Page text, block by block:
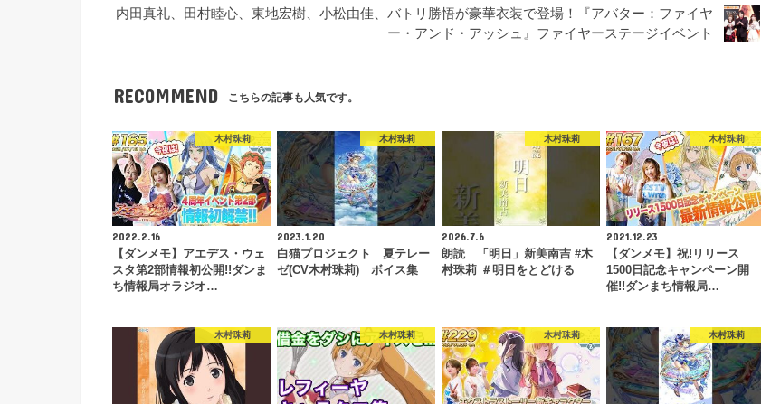
内田真礼、田村睦心、東地宏樹、小松由佳、バトリ勝悟が豪華衣装で登場！『アバター：ファイヤ
ー・アンド・アッシュ』ファイヤーステージイベント
RECOMMEND こちらの記事も人気です。
木村珠莉
2022.2.16
【ダンメモ】アエデス・ウェ
スタ第2部情報初公開!!ダンま
ち情報局オラジオ…
木村珠莉
2023.1.20
白猫プロジェクト 夏テレー
ゼ(CV木村珠莉) ボイス集
木村珠莉
2026.7.6
朗読 「明日」新美南吉 #木
村珠莉 ＃明日をとどける
木村珠莉
2021.12.23
【ダンメモ】祝!リリース
1500日記念キャンペーン開
催!!ダンまち情報局…
木村珠莉 木村珠莉 木村珠莉 木村珠莉